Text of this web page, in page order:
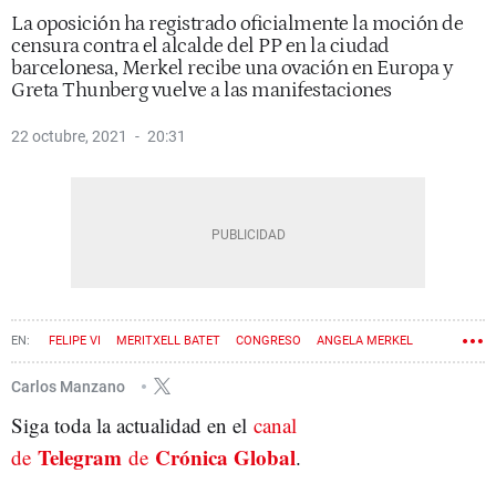
La oposición ha registrado oficialmente la moción de
censura contra el alcalde del PP en la ciudad
barcelonesa, Merkel recibe una ovación en Europa y
Greta Thunberg vuelve a las manifestaciones
22 octubre, 2021 20:31
FELIPE VI MERITXELL BATET CONGRESO ANGELA MERKEL
XAVIER GARCÍA ALBIOL
Carlos Manzano
Siga toda la actualidad en el canal
de Telegram de Crónica Global.